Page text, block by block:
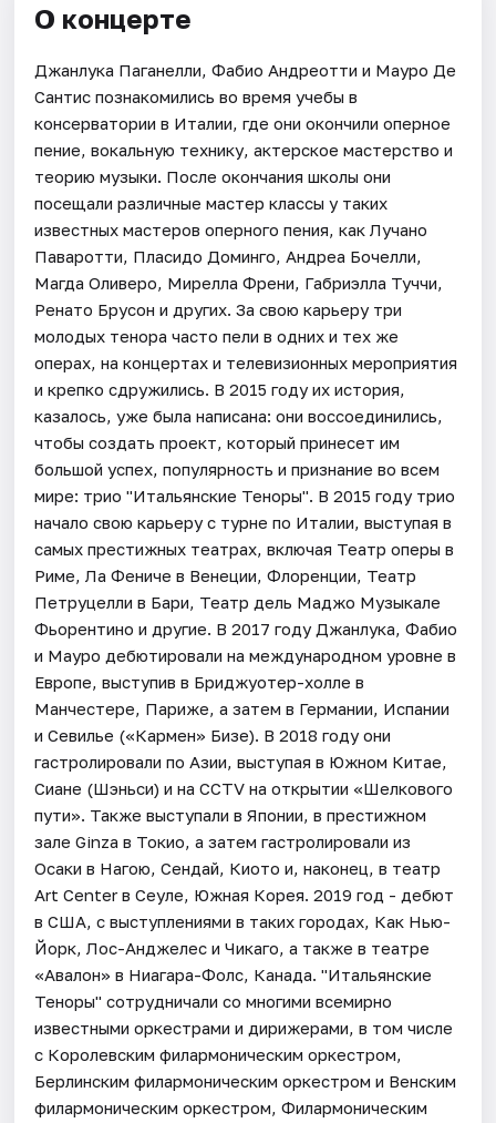
О концерте
Джанлука Паганелли, Фабио Андреотти и Мауро Де
Сантис познакомились во время учебы в
консерватории в Италии, где они окончили оперное
пение, вокальную технику, актерское мастерство и
теорию музыки. После окончания школы они
посещали различные мастер классы у таких
известных мастеров оперного пения, как Лучано
Паваротти, Пласидо Доминго, Андреа Бочелли,
Магда Оливеро, Мирелла Френи, Габриэлла Туччи,
Ренато Брусон и других. За свою карьеру три
молодых тенора часто пели в одних и тех же
операх, на концертах и телевизионных мероприятия
и крепко сдружились. В 2015 году их история,
казалось, уже была написана: они воссоединились,
чтобы создать проект, который принесет им
большой успех, популярность и признание во всем
мире: трио "Итальянские Теноры". В 2015 году трио
начало свою карьеру с турне по Италии, выступая в
самых престижных театрах, включая Театр оперы в
Риме, Ла Фениче в Венеции, Флоренции, Театр
Петруцелли в Бари, Театр дель Маджо Музыкале
Фьорентино и другие. В 2017 году Джанлука, Фабио
и Мауро дебютировали на международном уровне в
Европе, выступив в Бриджуотер-холле в
Манчестере, Париже, а затем в Германии, Испании
и Севилье («Кармен» Бизе). В 2018 году они
гастролировали по Азии, выступая в Южном Китае,
Сиане (Шэньси) и на CCTV на открытии «Шелкового
пути». Также выступали в Японии, в престижном
зале Ginza в Токио, а затем гастролировали из
Осаки в Нагою, Сендай, Киото и, наконец, в театр
Art Center в Сеуле, Южная Корея. 2019 год - дебют
в США, с выступлениями в таких городах, Как Нью-
Йорк, Лос-Анджелес и Чикаго, а также в театре
«Авалон» в Ниагара-Фолс, Канада. "Итальянские
Теноры" сотрудничали со многими всемирно
известными оркестрами и дирижерами, в том числе
с Королевским филармоническим оркестром,
Берлинским филармоническим оркестром и Венским
филармоническим оркестром, Филармоническим